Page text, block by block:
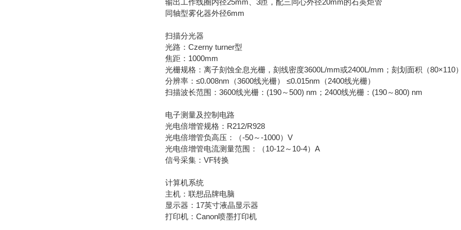
输出工作线圈内径25mm、3匝，配三同心外径20mm的石英炬管
同轴型雾化器外径6mm
扫描分光器
光路：Czerny turner型
焦距：1000mm
光栅规格：离子刻蚀全息光栅，刻线密度3600L/mm或2400L/mm；刻划面积（80×110
分辨率：≤0.008nm（3600线光栅） ≤0.015nm（2400线光栅）
扫描波长范围：3600线光栅：(190～500) nm；2400线光栅：(190～800) nm
电子测量及控制电路
光电倍增管规格：R212/R928
光电倍增管负高压：（-50～-1000）V
光电倍增管电流测量范围：（10-12～10-4）A
信号采集：VF转换
计算机系统
主机：联想品牌电脑
显示器：17英寸液晶显示器
打印机：Canon喷墨打印机